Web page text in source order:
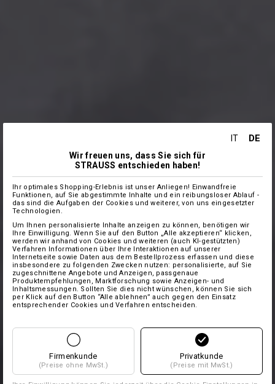
IT DE
Wir freuen uns, dass Sie sich für
STRAUSS entschieden haben!
Ihr optimales Shopping-Erlebnis ist unser Anliegen! Einwandfreie
Funktionen, auf Sie abgestimmte Inhalte und ein reibungsloser Ablauf -
das sind die Aufgaben der Cookies und weiterer, von uns eingesetzter
Technologien.
Um Ihnen personalisierte Inhalte anzeigen zu können, benötigen wir
Ihre Einwilligung. Wenn Sie auf den Button „Alle akzeptieren“ klicken,
werden wir anhand von Cookies und weiteren (auch KI-gestützten)
Verfahren Informationen über Ihre Interaktionen auf unserer
Internetseite sowie Daten aus dem Bestellprozess erfassen und diese
insbesondere zu folgenden Zwecken nutzen: personalisierte, auf Sie
zugeschnittene Angebote und Anzeigen, passgenaue
Produktempfehlungen, Marktforschung sowie Anzeigen- und
Inhaltsmessungen. Sollten Sie dies nicht wünschen, können Sie sich
per Klick auf den Button “Alle ablehnen” auch gegen den Einsatz
entsprechender Cookies und Verfahren entscheiden.
Firmenkunde
(Preise ohne MwSt.)
Privatkunde
(Preise mit MwSt.)